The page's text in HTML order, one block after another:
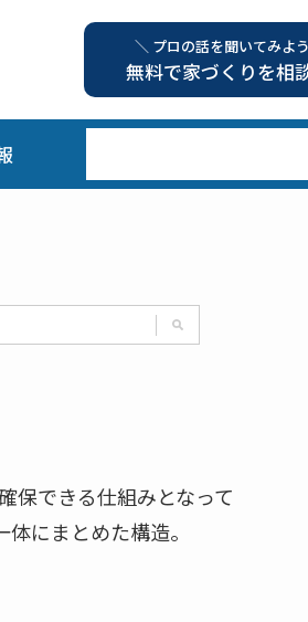
＼ プロの話を聞いてみよ
無料で家づくりを相
保できる仕組みとなって
にまとめた構造。